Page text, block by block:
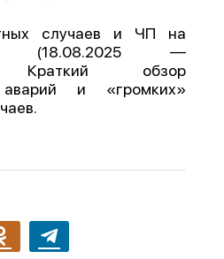
API
О проекте
случаев и ЧП на
(18.08.2025 —
Краткий обзор
аварий и «громких»